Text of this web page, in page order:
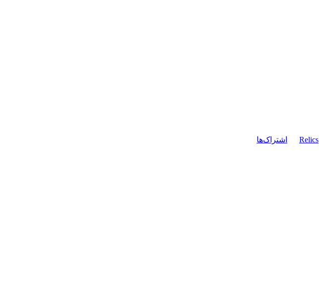
Relics اشتراک‌ها